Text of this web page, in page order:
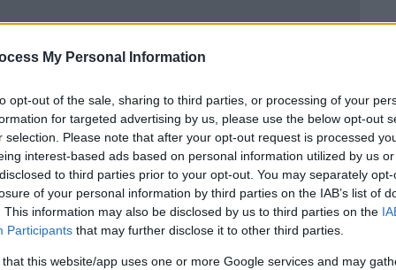
My Personal Information
opt-out of the sale, sharing to third parties, or processing of your
for targeted advertising by us, please use the below opt-out
selection. Please note that after your opt-out request is processed
interest-based ads based on personal information utilized by us
to third parties prior to your opt-out. You may separately
of your personal information by third parties on the IAB’s list of
This information may also be disclosed by us to third parties on the
Participants that may further disclose it to other third parties.
that this website/app uses one or more Google services and may
στην εθνική οδό – Κυκλοφοριακή
άνδρας που μαχαίρωσε τη
να καταλάβουν τον λόγο της
που άφησε οάνδραςπρος συγγενικό